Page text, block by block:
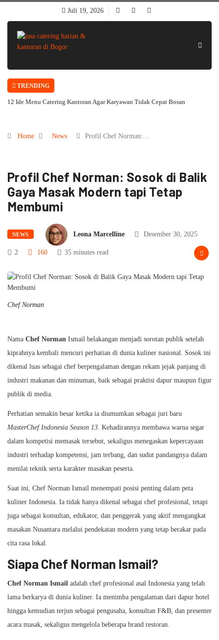
Juli 19, 2026
TRENDING
12 Ide Menu Catering Kantoran Agar Karyawan Tidak Cepat Bosan
Home News Profil Chef Norman:…
Profil Chef Norman: Sosok di Balik
Gaya Masak Modern tapi Tetap
Membumi
NEWS Leona Marcelline Desember 30, 2025
2 160 35 minutes read
Chef Norman
Nama Chef Norman Ismail belakangan menjadi sorotan publik setelah
kiprahnya kembali mencuri perhatian di dunia kuliner nasional. Sosok ini
dikenal luas sebagai chef berpengalaman dengan rekam jejak panjang di
industri makanan dan minuman, baik sebagai praktisi dapur maupun figur
publik di media.
Perhatian semakin besar ketika ia diumumkan sebagai juri baru
MasterChef Indonesia Season 13. Kehadirannya membawa warna segar
dalam kompetisi memasak tersebut, sekaligus menegaskan kepercayaan
industri terhadap kompetensi, jam terbang, dan sudut pandangnya dalam
menilai teknik serta karakter masakan peserta.
Saat ini, Chef Norman Ismail menempati posisi penting dalam peta
kuliner Indonesia. Ia tidak hanya dikenal sebagai chef profesional, tetapi
juga sebagai konsultan, edukator, dan penggerak yang aktif mengangkat
masakan Nusantara melalui pendekatan modern yang tetap berakar pada
cita rasa lokal.
Siapa Chef Norman Ismail?
Chef Norman Ismail adalah chef profesional asal Indonesia yang telah
lama berkarya di dunia kuliner. Ia menimba pengalaman dari dapur hotel
hingga kemudian terjun sebagai pengusaha, konsultan F&B, dan presenter
acara masak, sekaligus mengelola beberapa brand restoran.